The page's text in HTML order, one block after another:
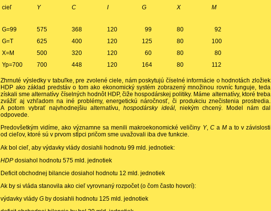
cieľ Y C I G X M
G=99 575 368 120 99 80
92
G=T
625 400 120 125 80
100
X=M
500 320 120 60 80
80
Yp=700
700 448 120 164 80 112
Zhrnuté výsledky v tabuľke, pre zvolené ciele, nám poskytujú číselné informácie o hodnotách zložiek
HDP ako základ predstáv o tom ako ekonomický systém zobrazený množinou rovníc funguje, teda
získali sme alternatívy číselných hodnôt HDP, čiže hospodárskej politiky. Máme alternatívy, ktoré treba
zvážiť aj vzhľadom na iné problémy, energetickú náročnosť, či produkciu znečistenia prostredia.
A potom vybrať najvhodnejšiu alternatívu,hospodársky ideál, niekým chcený. Model nám dal
odpovede.
Predovšetkým vidíme, ako významne sa menili makroekonomické veličiny Y, Ca Ma to v závislosti
od cieľov, ktoré sú v prvom stĺpci pričom sme uvažovali iba dve funkcie.
Ak bol cieľ, aby výdavky vlády dosiahli hodnotu 99 mld. jednotiek:
HDP dosiahol hodnotu 575 mld. jednotiek
Deficit obchodnej bilancie dosiahol hodnotu 12 mld. jednotiek
Ak by si vláda stanovila ako cieľ vyrovnaný rozpočet (o čom často hovorí):
výdavky vlády G by dosiahli hodnotu 125 mld. jednotiek